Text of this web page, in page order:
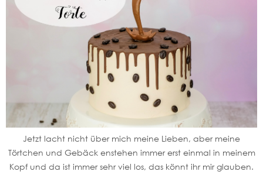
Jetzt lacht nicht über mich meine Lieben, aber meine
Törtchen und Gebäck enstehen immer erst einmal in meinem
Kopf und da ist immer sehr viel los, das könnt ihr mir glauben.